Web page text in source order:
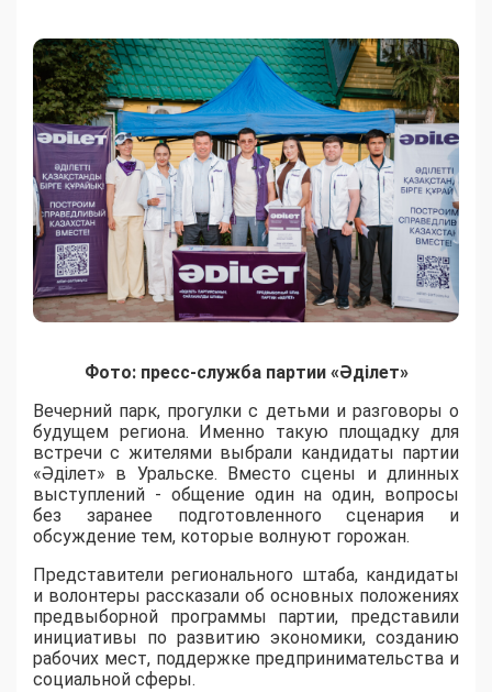
Фото: пресс-служба партии «Әділет»
Вечерний парк, прогулки с детьми и разговоры о
будущем региона. Именно такую площадку для
встречи с жителями выбрали кандидаты партии
«Әділет» в Уральске. Вместо сцены и длинных
выступлений - общение один на один, вопросы
без заранее подготовленного сценария и
обсуждение тем, которые волнуют горожан.
Представители регионального штаба, кандидаты
и волонтеры рассказали об основных положениях
предвыборной программы партии, представили
инициативы по развитию экономики, созданию
рабочих мест, поддержке предпринимательства и
социальной сферы.